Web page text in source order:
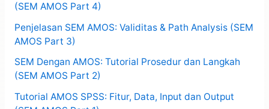
(SEM AMOS Part 4)
Penjelasan SEM AMOS: Validitas & Path Analysis (SEM
AMOS Part 3)
SEM Dengan AMOS: Tutorial Prosedur dan Langkah
(SEM AMOS Part 2)
Tutorial AMOS SPSS: Fitur, Data, Input dan Output